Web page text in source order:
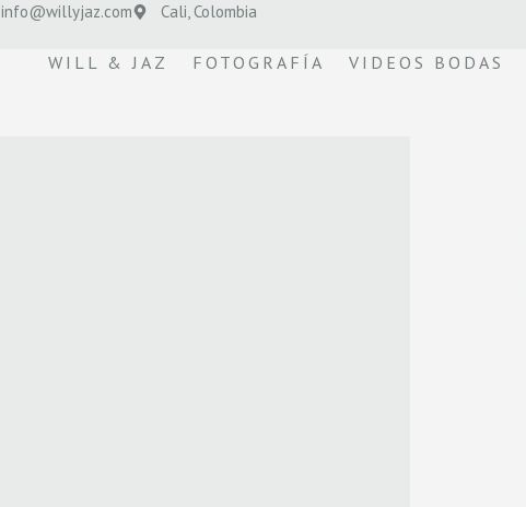
info@willyjaz.com Cali, Colombia
WILL & JAZ FOTOGRAFÍA VIDEOS BODAS